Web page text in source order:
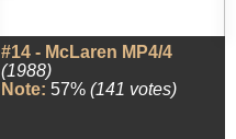
#14 - McLaren MP4/4
(1988)
Note: 57% (141 votes)